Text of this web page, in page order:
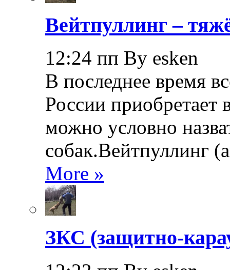
Вейтпуллинг –
12:24 пп By esken
В последнее время
России приобретает
можно условно
собак.Вейтпуллинг
More »
ЗКС (защитно-